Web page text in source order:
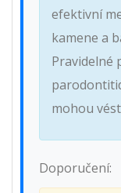
efektivní
kamene a
Pravidelné
mohou
Doporučení: